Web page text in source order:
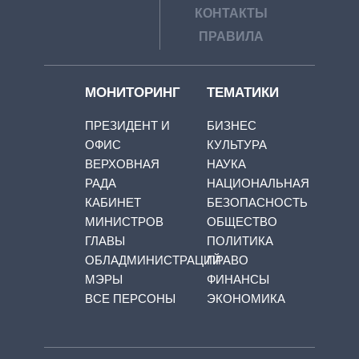
КОНТАКТЫ
ПРАВИЛА
МОНИТОРИНГ
ПРЕЗИДЕНТ И
ОФИС
ВЕРХОВНАЯ
РАДА
КАБИНЕТ
МИНИСТРОВ
ГЛАВЫ
ОБЛАДМИНИСТРАЦИЙ
МЭРЫ
ВСЕ ПЕРСОНЫ
ТЕМАТИКИ
БИЗНЕС
КУЛЬТУРА
НАУКА
НАЦИОНАЛЬНАЯ
БЕЗОПАСНОСТЬ
ОБЩЕСТВО
ПОЛИТИКА
ПРАВО
ФИНАНСЫ
ЭКОНОМИКА